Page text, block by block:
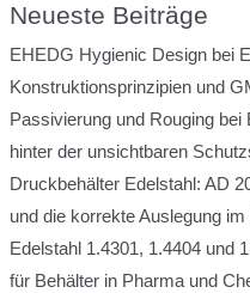
Neueste Beiträge
EHEDG Hygienic Design bei
Konstruktionsprinzipien und
Passivierung und Rouging
hinter der unsichtbaren
Druckbehälter Edelstahl: AD
und die korrekte Auslegung
Edelstahl 1.4301, 1.4404 und
für Behälter in Pharma und